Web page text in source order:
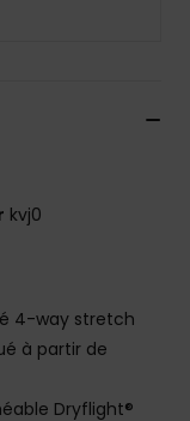
kvj0
4-way stretch
à partir de
Dryflight®